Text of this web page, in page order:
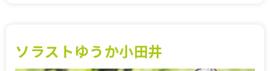
ソラストゆうか小田井